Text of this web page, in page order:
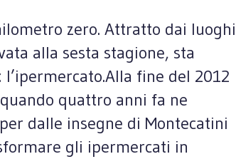
zero. Attratto dai luoghi
alla sesta stagione, sta
fine del 2012
quattro anni fa ne
dalle insegne di Montecatini
gli ipermercati in